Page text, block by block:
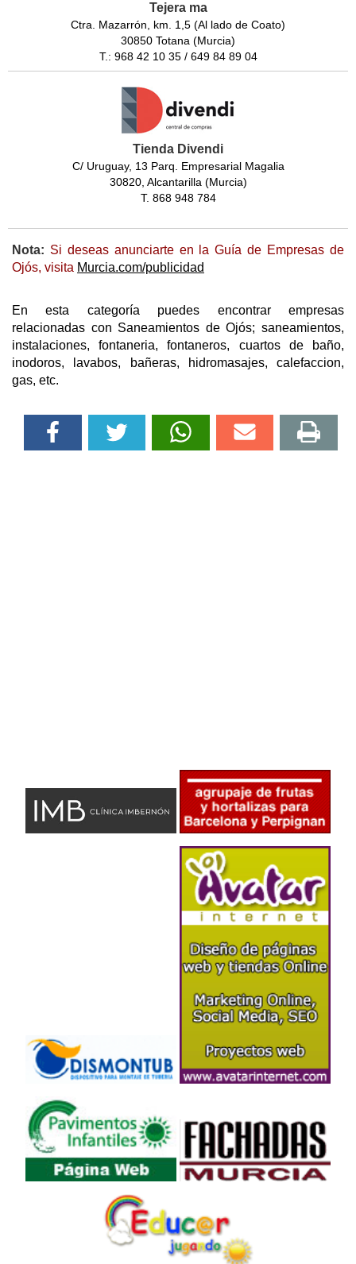
Tejera ma
Ctra. Mazarrón, km. 1,5 (Al lado de Coato)
30850 Totana (Murcia)
T.: 968 42 10 35 / 649 84 89 04
Tienda Divendi
C/ Uruguay, 13 Parq. Empresarial Magalia
30820, Alcantarilla (Murcia)
T. 868 948 784
Nota: Si deseas anunciarte en la Guía de Empresas de
Ojós, visita Murcia.com/publicidad
En esta categoría puedes encontrar empresas
relacionadas con Saneamientos de Ojós; saneamientos,
instalaciones, fontaneria, fontaneros, cuartos de baño,
inodoros, lavabos, bañeras, hidromasajes, calefaccion,
gas, etc.